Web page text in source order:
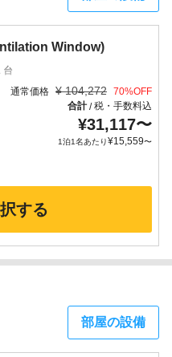
Window)
台
通常価格 ¥ 104,272 70%OFF
合計/税・手数料込
¥31,117〜
1泊1名あたり¥15,559〜
する
部屋の設備